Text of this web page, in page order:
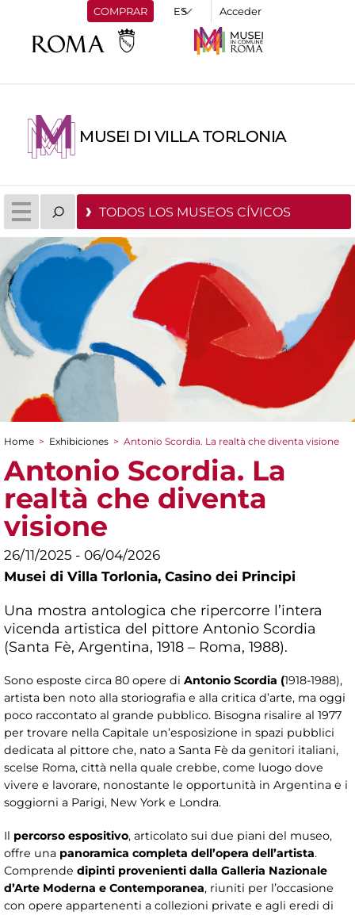
COMPRAR Acceder
MUSEI DI VILLA TORLONIA
TODOS LOS MUSEOS CÍVICOS
You are here
Home > Exhibiciones > Antonio Scordia. La realtà che diventa visione
Antonio Scordia. La
realtà che diventa
visione
26/11/2025 - 06/04/2026
Musei di Villa Torlonia, Casino dei Principi
Una mostra antologica che ripercorre l’intera
vicenda artistica del pittore Antonio Scordia
(Santa Fè, Argentina, 1918 – Roma, 1988).
Sono esposte circa 80 opere di Antonio Scordia (1918-1988),
artista ben noto alla storiografia e alla critica d’arte, ma oggi
poco raccontato al grande pubblico. Bisogna risalire al 1977
per trovare nella Capitale un’esposizione in spazi pubblici
dedicata al pittore che, nato a Santa Fè da genitori italiani,
scelse Roma, città nella quale crebbe, come luogo dove
vivere e lavorare, nonostante le opportunità in Argentina e i
soggiorni a Parigi, New York e Londra.
Il percorso espositivo, articolato sui due piani del museo,
offre una panoramica completa dell’opera dell’artista.
Comprende dipinti provenienti dalla Galleria Nazionale
d’Arte Moderna e Contemporanea, riuniti per l’occasione
con opere appartenenti a collezioni private e agli eredi di